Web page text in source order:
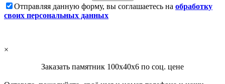
Отправляя данную форму, вы соглашаетесь на обработку
своих персональных данных
×
Заказать памятник 100х40х6 по соц. цене